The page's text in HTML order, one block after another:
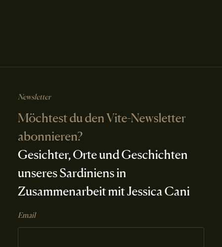
Newsletter
Möchtest du den Vite-Newsletter
abonnieren?
Gesichter, Orte und Geschichten
unseres Sardiniens in
Zusammenarbeit mit Jessica Cani
Email